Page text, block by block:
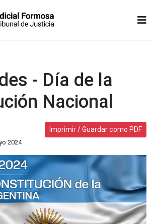
- Día de la
Nacional
Imprimir / Guardar como PDF
2024